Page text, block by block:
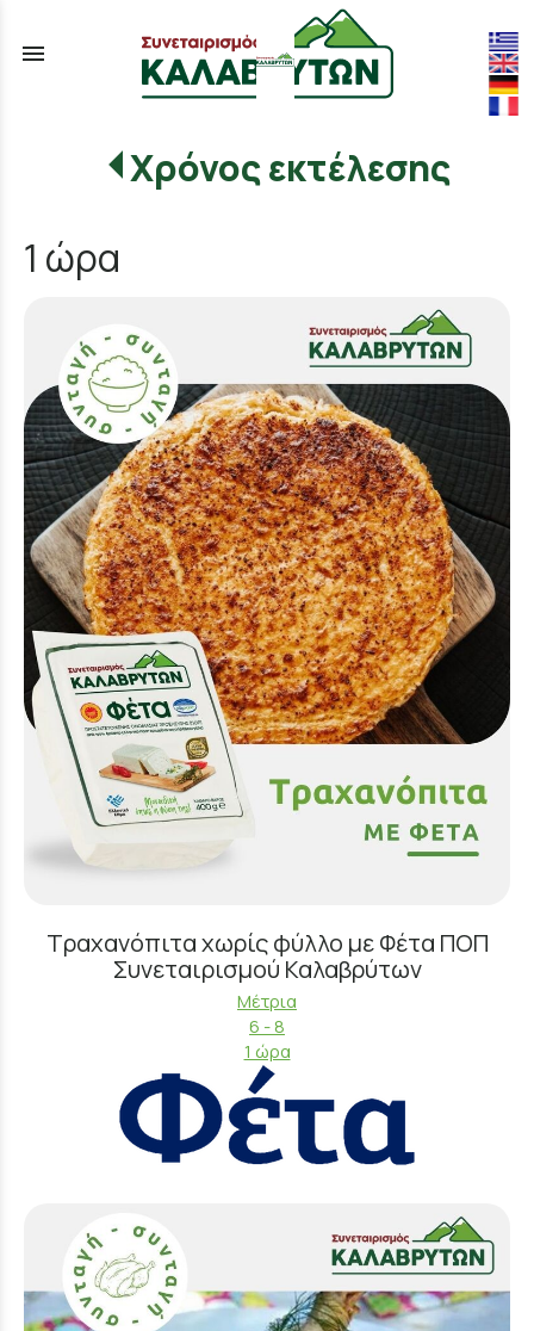
menu
Χρόνος εκτέλεσης
1 ώρα
Τραχανόπιτα χωρίς φύλλο με Φέτα ΠΟΠ
Συνεταιρισμού Καλαβρύτων
Μέτρια
6 - 8
1 ώρα